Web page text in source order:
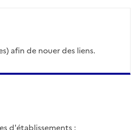
afin de nouer des liens.
d'établissements :